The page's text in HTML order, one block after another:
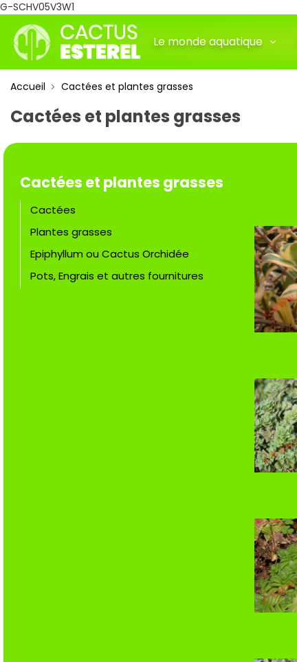
G-SCHV05V3W1
Le monde aquatique
Accueil Cactées et plantes grasses
Cactées et plantes grasses
Cactées et plantes grasses
Cactées
Plantes grasses
Epiphyllum ou Cactus Orchidée
Pots, Engrais et autres fournitures